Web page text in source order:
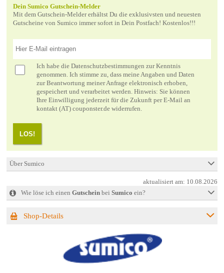
Dein Sumico Gutschein-Melder
Mit dem Gutschein-Melder erhältst Du die exklusivsten und neuesten
Gutscheine von Sumico immer sofort in Dein Postfach! Kostenlos!!!
Ich habe die Datenschutzbestimmungen zur Kenntnis
genommen. Ich stimme zu, dass meine Angaben und Daten
zur Beantwortung meiner Anfrage elektronisch erhoben,
gespeichert und verarbeitet werden. Hinweis: Sie können
Ihre Einwilligung jederzeit für die Zukunft per E-Mail an
kontakt (AT) couponster.de widerrufen.
LOS!
Über Sumico
aktualisiert am: 10.08.2026
Wie löse ich einen Gutscheinbei Sumico ein?
Shop-Details